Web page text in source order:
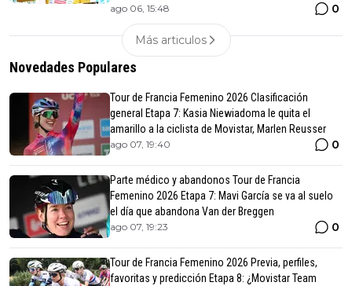
ago 06, 15:48 0
Más articulos
Novedades Populares
Tour de Francia Femenino 2026 Clasificación
general Etapa 7: Kasia Niewiadoma le quita el
amarillo a la ciclista de Movistar, Marlen Reusser
ago 07, 19:40 0
Parte médico y abandonos Tour de Francia
Femenino 2026 Etapa 7: Mavi García se va al suelo
el día que abandona Van der Breggen
ago 07, 19:23 0
Tour de Francia Femenino 2026 Previa, perfiles,
favoritas y predicción Etapa 8: ¿Movistar Team